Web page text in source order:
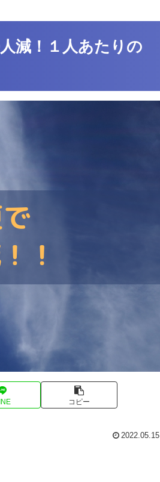
減！１人あたりの
コピー
2022.05.15